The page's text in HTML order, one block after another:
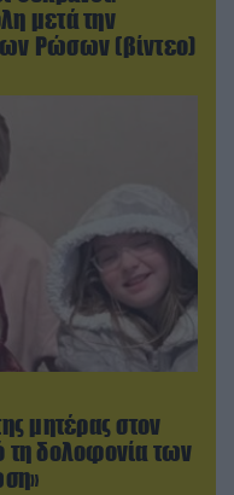
μετά την
Ρώσων (βίντεο)
μητέρας στον
τη δολοφονία των